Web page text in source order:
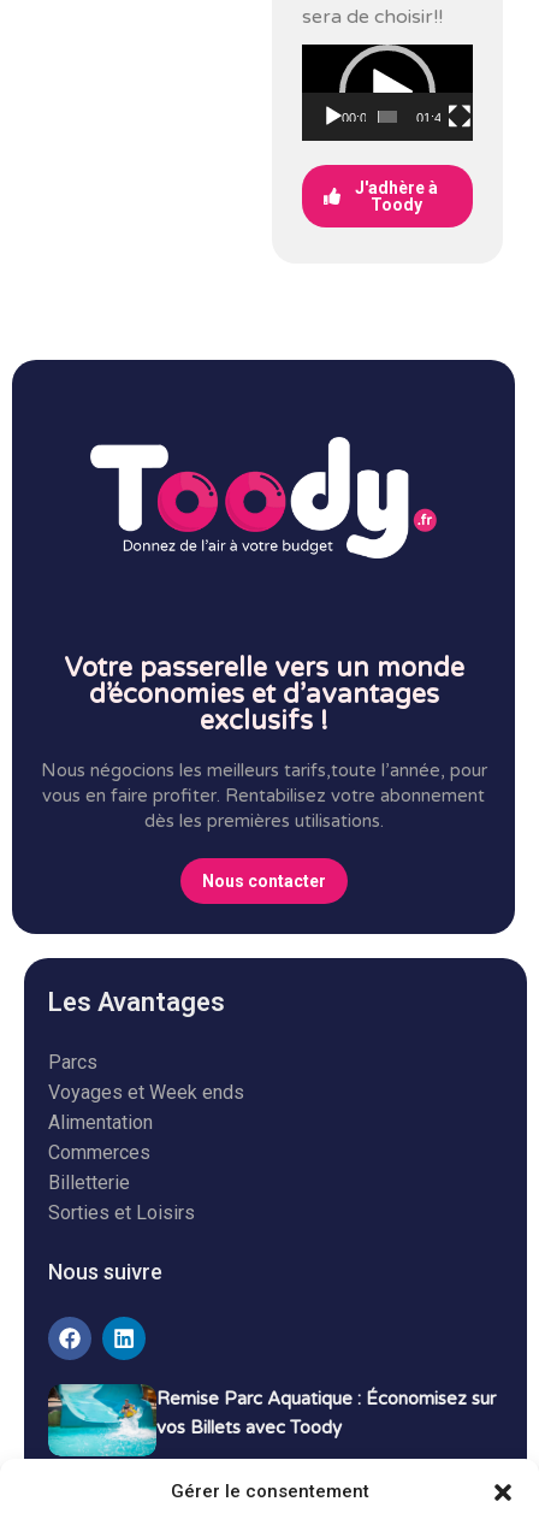
Gérer le consentement
sera de choisir!!
Lecteur
vidéo
00:00 01:40
J'adhère à
Toody
Votre passerelle vers un monde
d’économies et d’avantages
exclusifs !
Nous négocions les meilleurs tarifs,toute l’année, pour
vous en faire profiter. Rentabilisez votre abonnement
dès les premières utilisations.
Nous contacter
Les Avantages
Parcs
Voyages et Week ends
Alimentation
Commerces
Billetterie
Sorties et Loisirs
Nous suivre
Remise Parc Aquatique : Économisez sur
vos Billets avec Toody